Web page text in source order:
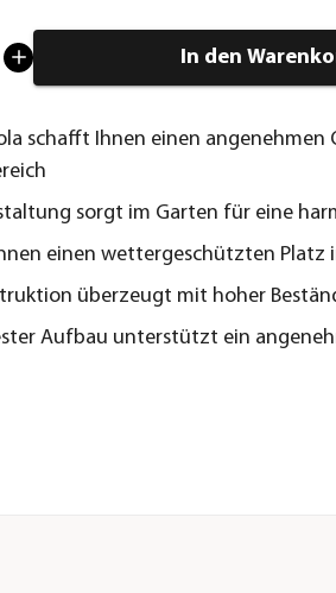
In den
schafft Ihnen einen angenehmen
sorgt im Garten für eine
einen wettergeschützten Platz
überzeugt mit hoher
Aufbau unterstützt ein